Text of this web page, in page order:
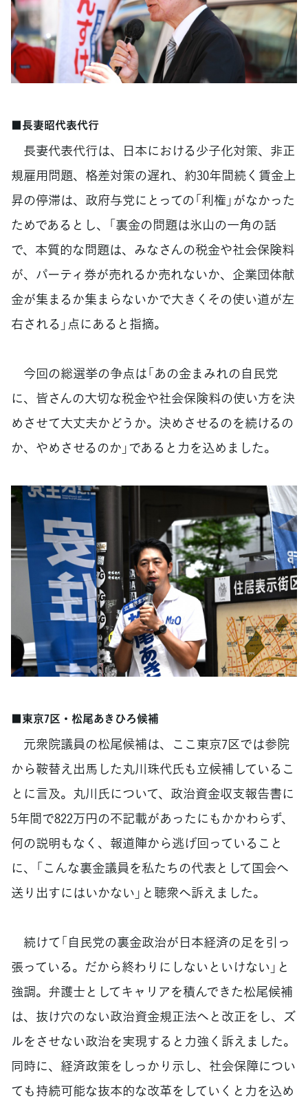
■長妻昭代表代行
長妻代表代行は、日本における少子化対策、非正
規雇用問題、格差対策の遅れ、約30年間続く賃金上
昇の停滞は、政府与党にとっての「利権」がなかった
ためであるとし、「裏金の問題は氷山の一角の話
で、本質的な問題は、みなさんの税金や社会保険料
が、パーティ券が売れるか売れないか、企業団体献
金が集まるか集まらないかで大きくその使い道が左
右される」点にあると指摘。
今回の総選挙の争点は「あの金まみれの自民党
に、皆さんの大切な税金や社会保険料の使い方を決
めさせて大丈夫かどうか。決めさせるのを続けるの
か、やめさせるのか」であると力を込めました。
■東京7区・松尾あきひろ候補
元衆院議員の松尾候補は、ここ東京7区では参院
から鞍替え出馬した丸川珠代氏も立候補しているこ
とに言及。丸川氏について、政治資金収支報告書に
5年間で822万円の不記載があったにもかかわらず、
何の説明もなく、報道陣から逃げ回っていること
に、「こんな裏金議員を私たちの代表として国会へ
送り出すにはいかない」と聴衆へ訴えました。
続けて「自民党の裏金政治が日本経済の足を引っ
張っている。だから終わりにしないといけない」と
強調。弁護士としてキャリアを積んできた松尾候補
は、抜け穴のない政治資金規正法へと改正をし、ズ
ルをさせない政治を実現すると力強く訴えました。
同時に、経済政策をしっかり示し、社会保障につい
ても持続可能な抜本的な改革をしていくと力を込め